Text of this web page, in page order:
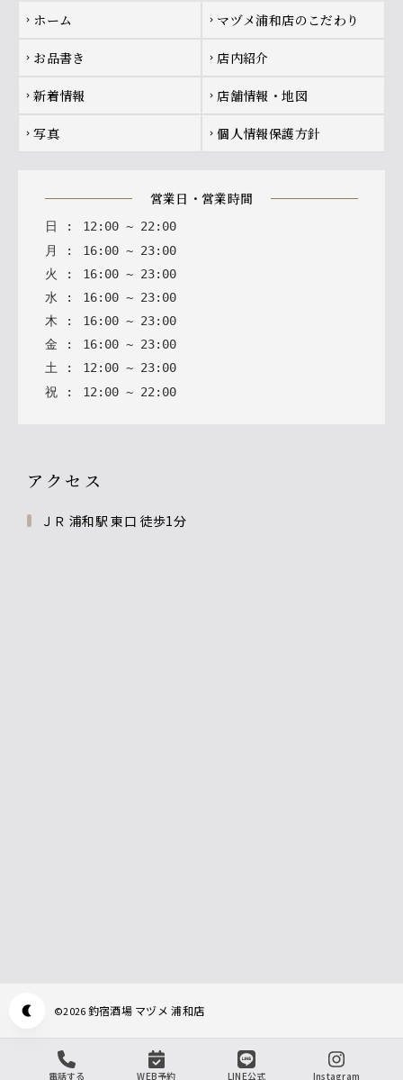
Footer navigation
chevron_right ホーム chevron_right マヅメ浦和店のこだわり
chevron_right お品書き chevron_right 店内紹介
chevron_right 新着情報 chevron_right 店舗情報・地図
chevron_right 写真 chevron_right 個人情報保護方針
営業日・営業時間
日 : 12: 00 ~ 22: 00
月
: 16: 00 ~ 23: 00
火
: 16: 00 ~ 23: 00
水 : 16: 00 ~ 23: 00
木 : 16: 00 ~ 23: 00
金 : 16: 00 ~ 23: 00
土 : 12: 00 ~ 23: 00
祝 : 12 : 00 ~ 22 : 00
アクセス
ＪＲ 浦和駅 東口 徒歩1分
©2026釣宿酒場 マヅメ 浦和店
電話する WEB予約 LINE公式 Instagram
Appearance mode switch